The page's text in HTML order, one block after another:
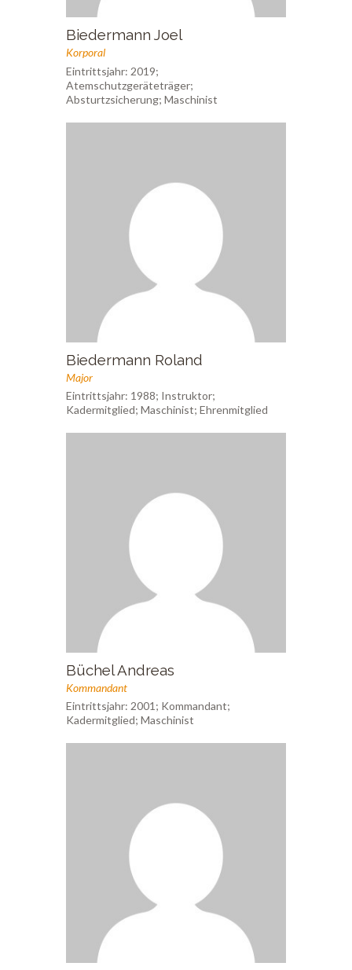
Biedermann Joel
Korporal
Eintrittsjahr: 2019;
Atemschutzgeräteträger;
Absturtzsicherung; Maschinist
Biedermann Roland
Major
Eintrittsjahr: 1988; Instruktor;
Kadermitglied; Maschinist; Ehrenmitglied
Büchel Andreas
Kommandant
Eintrittsjahr: 2001; Kommandant;
Kadermitglied; Maschinist